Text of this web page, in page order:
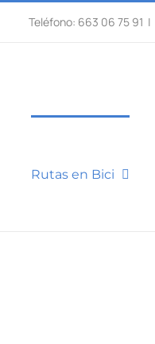
Teléfono: 663 06 75 91 |
Rutas en Bici